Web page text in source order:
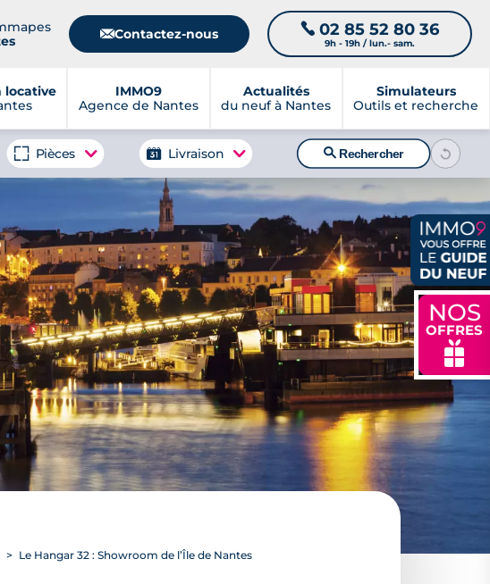
📧Contactez-nous 📞 02 85 52 80 36
9h - 19h / lun.- sam.
locative
IMMO9
Agence de Nantes
Actualités
du neuf à Nantes
Simulateurs
Outils et recherche
NOS
OFFRES
🎁
Pièces Livraison 🔍Rechercher
Le Hangar 32 : Showroom de l’Île de Nantes